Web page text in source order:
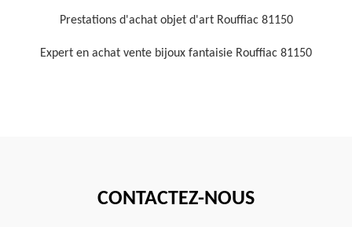
Prestations d'achat objet d'art Rouffiac 81150
Expert en achat vente bijoux fantaisie Rouffiac 81150
CONTACTEZ-NOUS